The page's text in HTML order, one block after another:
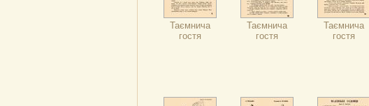
Таємнича
гостя
Таємнича
гостя
Таємнича
гостя